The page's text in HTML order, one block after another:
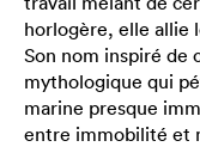
horlogère, elle allie
Son nom inspiré de
mythologique qui
marine presque
entre immobilité et